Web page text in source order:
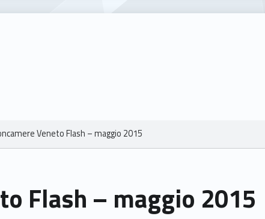
Veneto Flash – maggio 2015
Flash – maggio 2015